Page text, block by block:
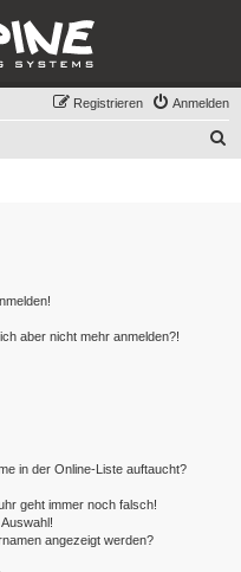
Anmelden
Registrieren
aber nicht mehr anmelden?!
in der Online-Liste auftaucht?
geht immer noch falsch!
angezeigt werden?